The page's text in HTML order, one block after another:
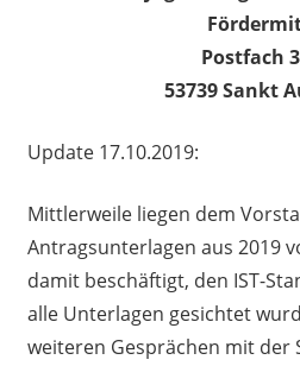
Postfach
53739 Sankt
Update 17.10.2019:
Mittlerweile liegen dem
Antragsunterlagen aus 2019
damit beschäftigt, den IST-
alle Unterlagen gesichtet
weiteren Gesprächen mit der